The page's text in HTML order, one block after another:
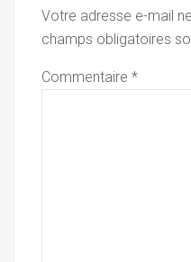
Votre adresse e-mail
champs obligatoires
Commentaire *